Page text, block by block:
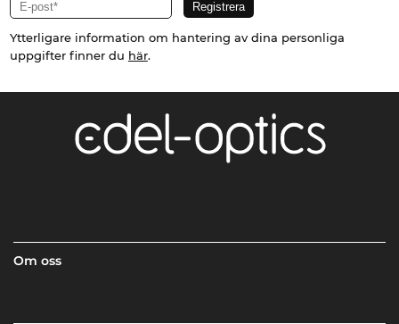
Ytterligare information om hantering av dina personliga
uppgifter finner du här.
Om oss